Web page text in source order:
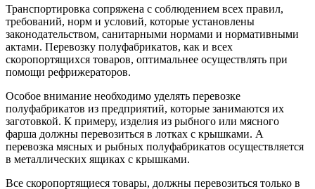
Транспортировка сопряжена с соблюдением всех правил,
требований, норм и условий, которые установлены
законодательством, санитарными нормами и нормативными
актами. Перевозку полуфабрикатов, как и всех
скоропортящихся товаров, оптимальнее осуществлять при
помощи рефрижераторов.
Особое внимание необходимо уделять перевозке
полуфабрикатов из предприятий, которые занимаются их
заготовкой. К примеру, изделия из рыбного или мясного
фарша должны перевозиться в лотках с крышками. А
перевозка мясных и рыбных полуфабрикатов осуществляется
в металлических ящиках с крышками.
Все скоропортящиеся товары, должны перевозиться только в